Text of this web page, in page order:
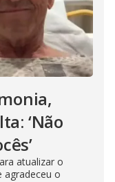
‘Não
atualizar o
agradeceu o